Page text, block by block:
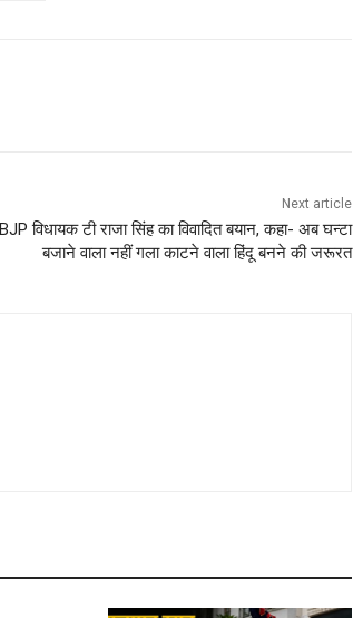
Next article
BJP विधायक टी राजा सिंह का विवादित बयान, कहा- अब घन्टा
बजाने वाला नहीं गला काटने वाला हिंदू बनने की जरूरत